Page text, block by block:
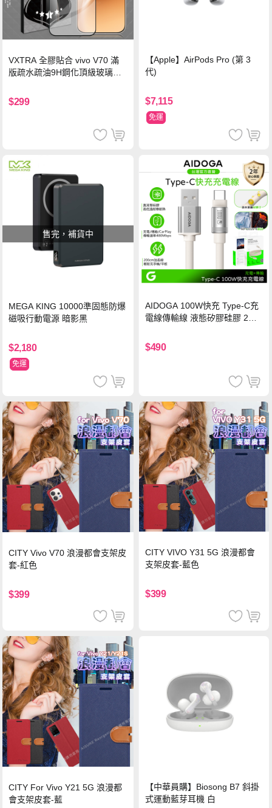
VXTRA 全膠貼合 vivo V70 滿
版疏水疏油9H鋼化頂級玻璃貼
$299
【Apple】AirPods Pro (第 3
代)
$7,115
免運
售完，補貨中
MEGA KING 10000準固態防爆
磁吸行動電源 暗影黑
$2,180
免運
AIDOGA 100W快充 Type-C充
電線傳輸線 液態矽膠硅膠 2M
$490
CITY Vivo V70 浪漫都會支架皮
套-紅色
$399
CITY VIVO Y31 5G 浪漫都會
支架皮套-藍色
$399
CITY For Vivo Y21 5G 浪漫都
會支架皮套-藍
【中華員購】Biosong B7 斜掛
式運動藍芽耳機 白